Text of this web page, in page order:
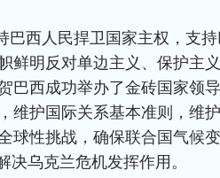
巴西人民捍卫国家主权，支
鲜明反对单边主义、保护主
巴西成功举办了金砖国家领
维护国际关系基本准则，维
球性挑战，确保联合国气候
决乌克兰危机发挥作用。